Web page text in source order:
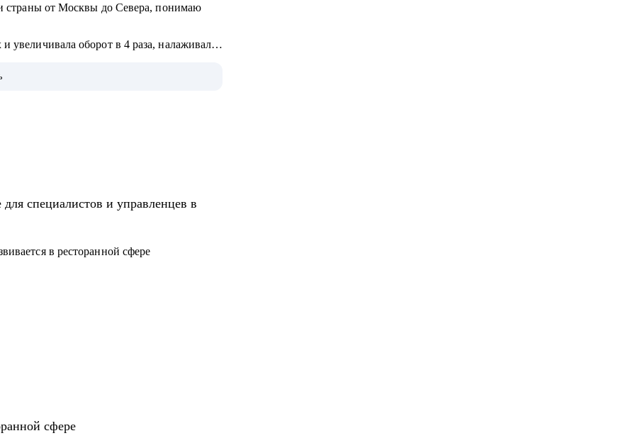
страны от Москвы до Севера, понимаю
увеличивала оборот в 4 раза, налаживала
которые успешно развились в
ресторан и банкетный зал
процессов
специфику маленьких городов.
они хотят.
специалистов и управленцев в
в ресторанной сфере
сфере